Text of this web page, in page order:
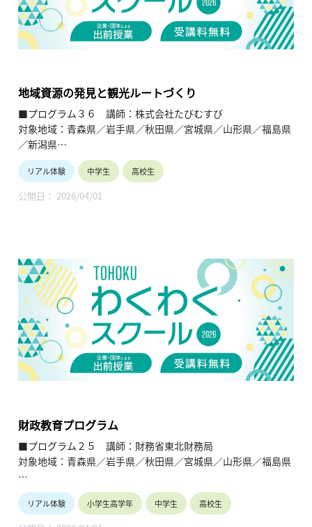
研究センター（https://www.kasseiken.jp/）
東北6県ならびに新潟県の小学生・中学生・高校生を対象と
し、当地域に所在し活躍している様々な分野の企業や団体とを
の理解を深めると共に、将来の選択肢の参考としてもらうこと
を目的とします。
地域資源の発見と観光ルートづくり
■プログラム３６ 講師：株式会社たびむすび
対象地域：青森県／岩手県／秋田県／宮城県／山形県／福島県
／新潟県
【テーマ】
地域資源の発見と観光ルートづくり
ことでキャリア教育にも繋がる。
【TOHOKUわくわくスクール】主催：公益財団法人東北活性化
研究センター（https://www.kasseiken.jp/）
東北6県ならびに新潟県の小学生・中学生・高校生を対象と
し、当地域に所在し活躍している様々な分野の企業や団体とを
繋ぐ出前授業です。学問の面白さ・楽しさに触れつつ、地元の
企業や団体の活動内容に触れることで、地元の地域社会・産業
リアル体験 中学生 高校生
公開日： 2026/04/01
財政教育プログラム
■プログラム２５ 講師：財務省東北財務局
対象地域：青森県／岩手県／秋田県／宮城県／山形県／福島県
【テーマ】
財政教育プログラム
リアル体験 小学生高学年 中学生 高校生